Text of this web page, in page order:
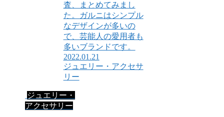
査、まとめてみまし
た。ガルニはシンプル
なデザインが多いの
で、芸能人の愛用者も
多いブランドです。
2022.01.21
ジュエリー・アクセサ
リー
ジュエリー・
アクセサリー